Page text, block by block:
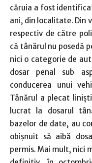
căruia a fost
ani, din localitate. Din
respectiv de către
că tânărul nu posedă
nici o categorie de
dosar penal sub
conducerea unui
Tânărul a plecat
lucrat la dosarul
bazelor de date, au
obişnuit să aibă
permis. Mai mult, nici